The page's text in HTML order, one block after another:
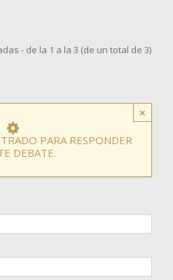
- de la 1 a la 3 (de un total de 3)
×
PARA RESPONDER
DEBATE.